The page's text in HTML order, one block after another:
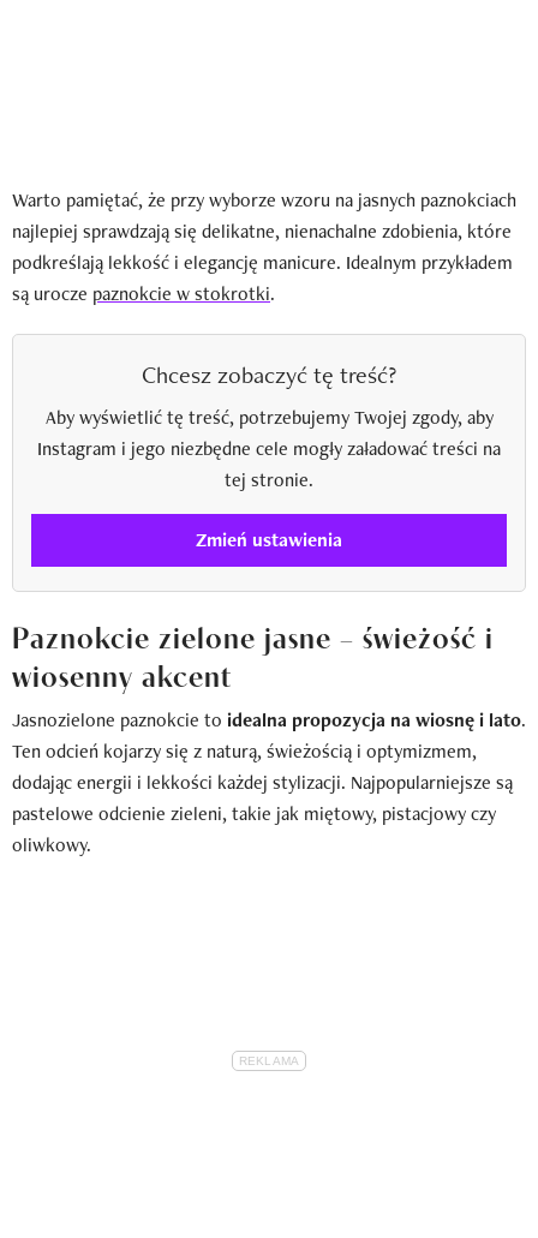
Warto pamiętać, że przy wyborze wzoru na jasnych paznokciach
najlepiej sprawdzają się delikatne, nienachalne zdobienia, które
podkreślają lekkość i elegancję manicure. Idealnym przykładem
są urocze paznokcie w stokrotki.
Chcesz zobaczyć tę treść?
Aby wyświetlić tę treść, potrzebujemy Twojej zgody, aby
Instagram i jego niezbędne cele mogły załadować treści na
tej stronie.
Zmień ustawienia
Paznokcie zielone jasne – świeżość i
wiosenny akcent
Jasnozielone paznokcie to idealna propozycja na wiosnę i lato.
Ten odcień kojarzy się z naturą, świeżością i optymizmem,
dodając energii i lekkości każdej stylizacji. Najpopularniejsze są
pastelowe odcienie zieleni, takie jak miętowy, pistacjowy czy
oliwkowy.